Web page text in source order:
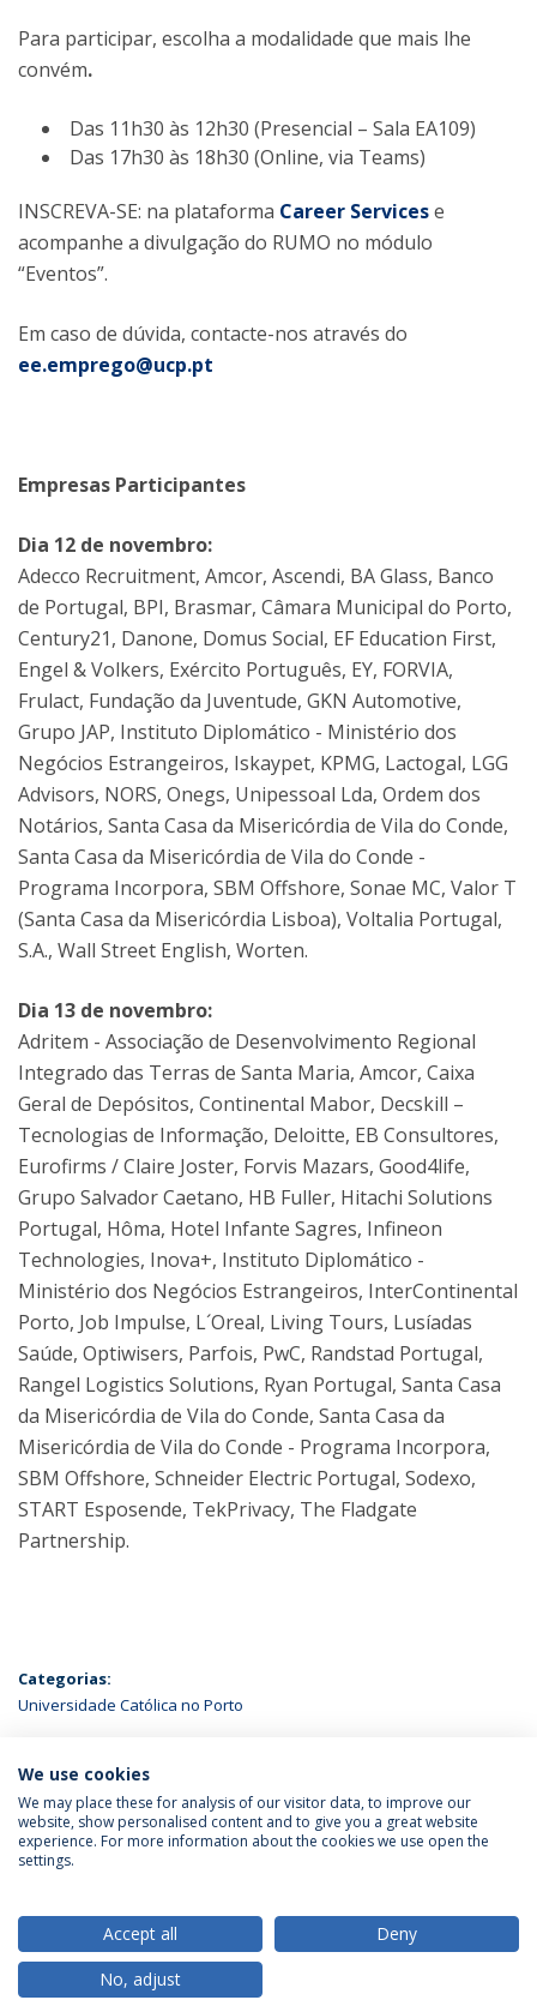
Para participar, escolha a modalidade que mais lhe
convém.
Das 11h30 às 12h30 (Presencial – Sala EA109)
Das 17h30 às 18h30 (Online, via Teams)
INSCREVA-SE: na plataforma Career Servicese
acompanhe a divulgação do RUMO no módulo
“Eventos”.
Em caso de dúvida, contacte-nos através do
ee.emprego@ucp.pt
Empresas Participantes
Dia 12 de novembro:
Adecco Recruitment, Amcor, Ascendi, BA Glass, Banco
de Portugal, BPI, Brasmar, Câmara Municipal do Porto,
Century21, Danone, Domus Social, EF Education First,
Engel & Volkers, Exército Português, EY, FORVIA,
Frulact, Fundação da Juventude, GKN Automotive,
Grupo JAP, Instituto Diplomático - Ministério dos
Negócios Estrangeiros, Iskaypet, KPMG, Lactogal, LGG
Advisors, NORS, Onegs, Unipessoal Lda, Ordem dos
Notários, Santa Casa da Misericórdia de Vila do Conde,
Santa Casa da Misericórdia de Vila do Conde -
Programa Incorpora, SBM Offshore, Sonae MC, Valor T
(Santa Casa da Misericórdia Lisboa), Voltalia Portugal,
S.A., Wall Street English, Worten.
Dia 13 de novembro:
Adritem - Associação de Desenvolvimento Regional
Integrado das Terras de Santa Maria, Amcor, Caixa
Geral de Depósitos, Continental Mabor, Decskill –
Tecnologias de Informação, Deloitte, EB Consultores,
Eurofirms / Claire Joster, Forvis Mazars, Good4life,
Grupo Salvador Caetano, HB Fuller, Hitachi Solutions
Portugal, Hôma, Hotel Infante Sagres, Infineon
Technologies, Inova+, Instituto Diplomático -
Ministério dos Negócios Estrangeiros, InterContinental
Porto, Job Impulse, L´Oreal, Living Tours, Lusíadas
Saúde, Optiwisers, Parfois, PwC, Randstad Portugal,
Rangel Logistics Solutions, Ryan Portugal, Santa Casa
da Misericórdia de Vila do Conde, Santa Casa da
Misericórdia de Vila do Conde - Programa Incorpora,
SBM Offshore, Schneider Electric Portugal, Sodexo,
START Esposende, TekPrivacy, The Fladgate
Partnership.
Categorias:
Universidade Católica no Porto
ÚLTIMAS NOTÍCIAS
Política de Privacidade
Termos & Condições
© 2026 Universidade Católica Portuguesa
We use cookies
We may place these for analysis of our visitor data, to improve our
website, show personalised content and to give you a great website
experience. For more information about the cookies we use open the
settings.
Accept all
Deny
No, adjust